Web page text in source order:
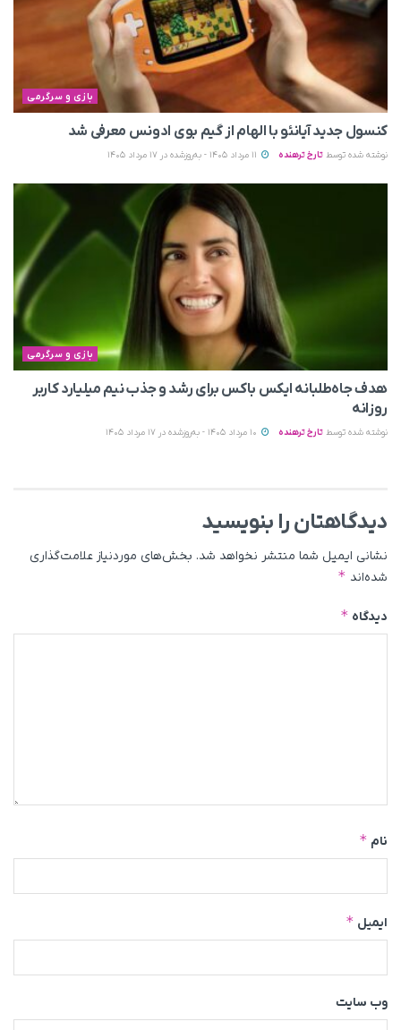
بازی و سرگرمی
کنسول جدید آیانئو با الهام از گیم بوی ادونس معرفی شد
نوشته شده توسط تارخ ترهنده
بازی و سرگرمی
هدف جاه‌طلبانه ایکس باکس برای رشد و جذب نیم میلیارد کاربر
روزانه
نوشته شده توسط تارخ ترهنده
دیدگاهتان را بنویسید
نشانی ایمیل شما منتشر نخواهد شد. بخش‌های موردنیاز علامت‌گذاری
شده‌اند *
دیدگاه *
نام *
ایمیل *
وب‌ سایت